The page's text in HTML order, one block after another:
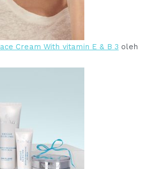
Cream With vitamin E & B 3 oleh